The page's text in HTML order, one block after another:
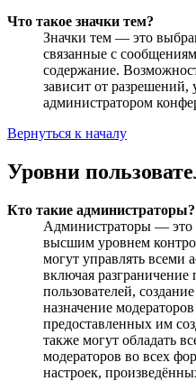
Что такое значки тем?
Значки тем — это
связанные с
содержание.
зависит от разрешений,
администратором
Вернуться к началу
Уровни
Кто такие администраторы?
Администраторы — это
высшим уровнем
могут управлять всеми
включая разграничение
пользователей,
назначение
предоставленных им
также могут обладать
модераторов во всех
настроек,